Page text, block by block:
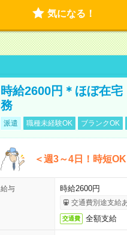
気になる！
時給2600円＊ほぼ在
務
派遣 職種未経験OK ブランクOK
＜週3～4日！時短
給与 時給2600円
交通費別途支給
交通費 全額支給